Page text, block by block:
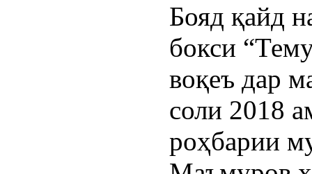
Бояд қайд
бокси
воқеъ дар
соли 2018
роҳбарии